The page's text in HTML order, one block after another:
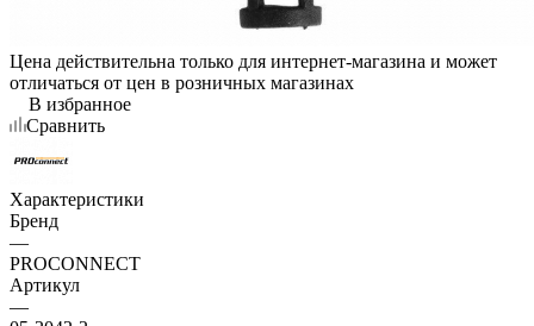
Цена действительна только для интернет-магазина и может
отличаться от цен в розничных магазинах
В избранное
Сравнить
Характеристики
Бренд
—
PROCONNECT
Артикул
—